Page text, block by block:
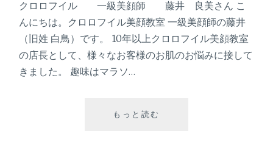
た
目
マ
マ
クロロフイル 一級美顔師 藤井 良美さん こ
んにちは。クロロフイル美顔教室 一級美顔師の藤井
（旧姓 白鳥）です。 10年以上クロロフイル美顔教室
の店長として、様々なお客様のお肌のお悩みに接して
きました。 趣味はマラソ…
もっと読む